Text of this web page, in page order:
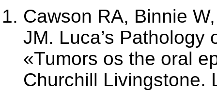
Cawson RA, Binnie
JM. Luca’s
«Tumors os the oral
Churchill Livingstone.